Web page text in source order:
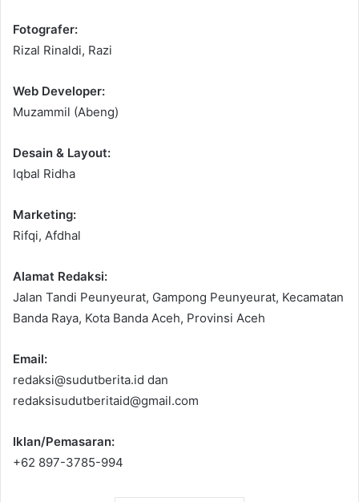
Fotografer:
Rizal Rinaldi, Razi
Web Developer:
Muzammil (Abeng)
Desain & Layout:
Iqbal Ridha
Marketing:
Rifqi, Afdhal
Alamat Redaksi:
Jalan Tandi Peunyeurat, Gampong Peunyeurat, Kecamatan
Banda Raya, Kota Banda Aceh, Provinsi Aceh
Email:
redaksi@sudutberita.id dan
redaksisudutberitaid@gmail.com
Iklan/Pemasaran:
+62 897-3785-994